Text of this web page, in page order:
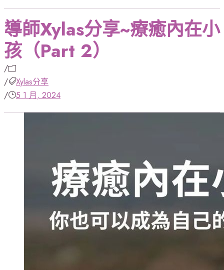
導師Xylas分享~療癒內在小
孩（Part 2）
/
/
Xylas分享
/
5 1 月, 2024